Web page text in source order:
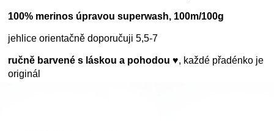
100% merinos úpravou superwash, 100m/100g
jehlice orientačně doporučuji 5,5-7
ručně barvené s láskou a pohodou ♥, každé přadénko je
originál